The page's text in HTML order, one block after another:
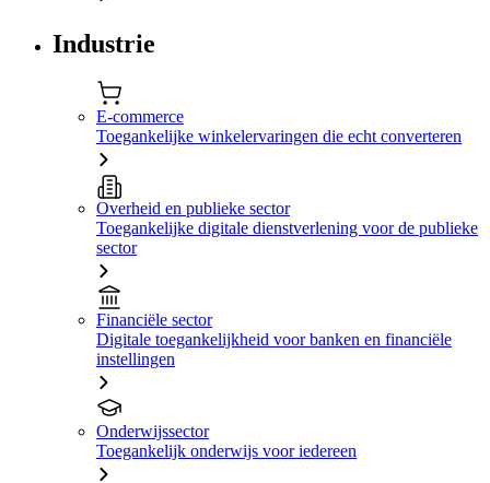
Industrie
E-commerce
Toegankelijke winkelervaringen die echt converteren
Overheid en publieke sector
Toegankelijke digitale dienstverlening voor de publieke
sector
Financiële sector
Digitale toegankelijkheid voor banken en financiële
instellingen
Onderwijssector
Toegankelijk onderwijs voor iedereen